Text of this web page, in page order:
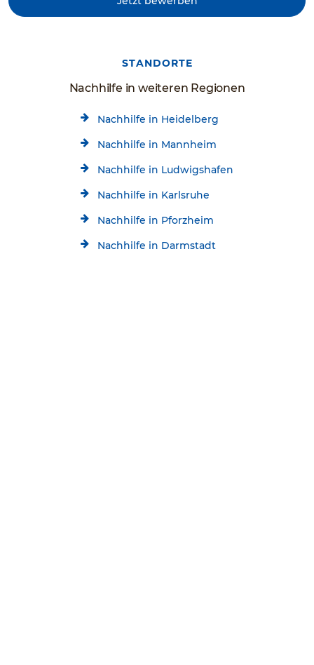
STANDORTE
Nachhilfe in weiteren Regionen
Nachhilfe in Heidelberg
Nachhilfe in Mannheim
Nachhilfe in Ludwigshafen
Nachhilfe in Karlsruhe
Nachhilfe in Pforzheim
Nachhilfe in Darmstadt